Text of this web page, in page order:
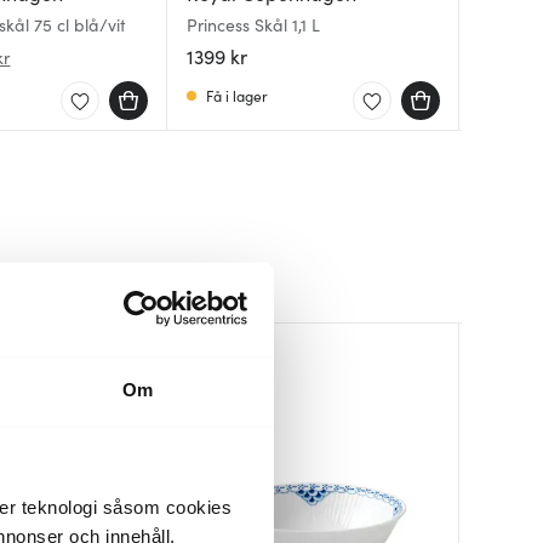
Om
teknologi såsom cookies
och innehåll,
75 cl blå/vit Princess Skål 1,1 L
1399 kr
Få i lager